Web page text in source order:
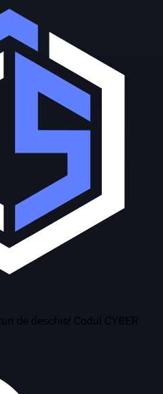
de deschis! Codul CYBER